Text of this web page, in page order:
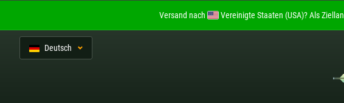
Deutsch
Versand nach Vereinigte Staaten (USA)?Als